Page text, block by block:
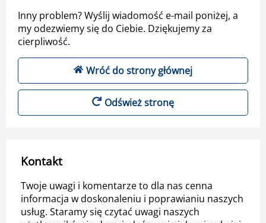
Inny problem? Wyślij wiadomość e-mail poniżej, a
my odezwiemy się do Ciebie. Dziękujemy za
cierpliwość.
Wróć do strony głównej
Odśwież stronę
Kontakt
Twoje uwagi i komentarze to dla nas cenna
informacja w doskonaleniu i poprawianiu naszych
usług. Staramy się czytać uwagi naszych